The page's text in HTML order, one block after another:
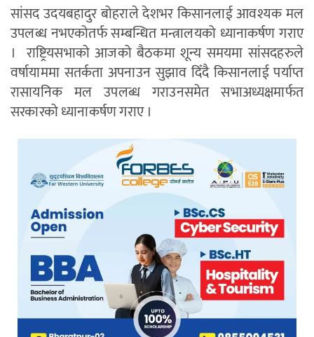
सांसद उदयबहादुर बोहराले देशभर किसानलाई आवश्यक मल
उपलब्ध नभएकोतर्फ सम्बन्धित मन्त्रालयको ध्यानाकर्षण गराए
। राष्ट्रियसभाको आजको बैठकमा शून्य समयमा सांसदहरुले
वर्षायाममा सतर्कता अपनाउन सुझाव दिँदै किसानलाई पर्याप्त
रासायनिक मल उपलब्ध गराउनसमेत सभाअध्यक्षमार्फत
सरकारको ध्यानाकर्षण गराए ।